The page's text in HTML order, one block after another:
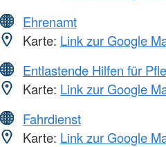
Ehrenamt
Karte: Link zur Google
Entlastende Hilfen für
Karte: Link zur Google
Fahrdienst
Karte: Link zur Google